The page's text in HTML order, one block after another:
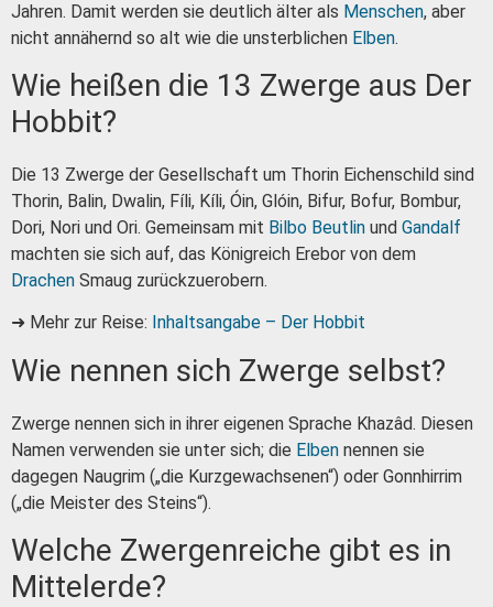
Jahren. Damit werden sie deutlich älter als Menschen, aber
nicht annähernd so alt wie die unsterblichen Elben.
Wie heißen die 13 Zwerge aus Der
Hobbit?
Die 13 Zwerge der Gesellschaft um Thorin Eichenschild sind
Thorin, Balin, Dwalin, Fíli, Kíli, Óin, Glóin, Bifur, Bofur, Bombur,
Dori, Nori und Ori. Gemeinsam mit Bilbo Beutlin und Gandalf
machten sie sich auf, das Königreich Erebor von dem
Drachen Smaug zurückzuerobern.
➜ Mehr zur Reise: Inhaltsangabe – Der Hobbit
Wie nennen sich Zwerge selbst?
Zwerge nennen sich in ihrer eigenen Sprache Khazâd. Diesen
Namen verwenden sie unter sich; die Elben nennen sie
dagegen Naugrim („die Kurzgewachsenen“) oder Gonnhirrim
(„die Meister des Steins“).
Welche Zwergenreiche gibt es in
Mittelerde?